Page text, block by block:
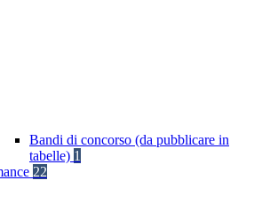
Bandi di concorso (da pubblicare in
tabelle) 1
22